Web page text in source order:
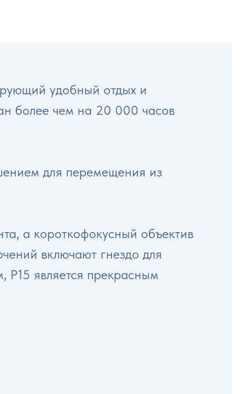
удобный отдых и
более чем на 20 000 часов
для перемещения из
а короткофокусный объектив
включают гнездо для
является прекрасным